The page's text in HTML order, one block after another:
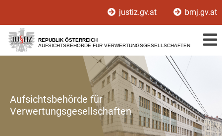
[1]
[2]
justiz.gv.at bmj.gv.at
REPUBLIK ÖSTERREICH
AUFSICHTSBEHÖRDE FÜR VERWERTUNGSGESELLSCHAFTEN
Aufsichtsbehörde für
Verwertungsgesellschaften